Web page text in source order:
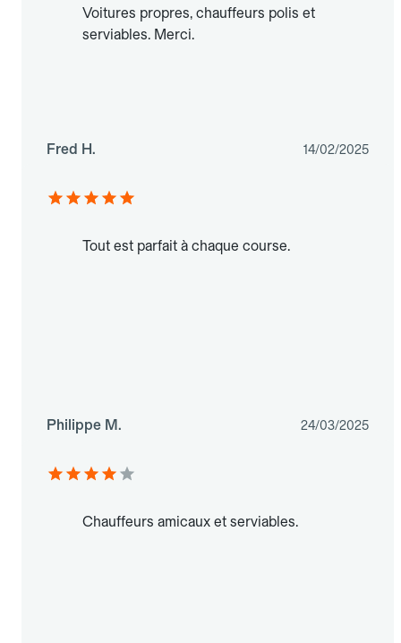
Voitures propres, chauffeurs polis et
serviables. Merci.
Fred H. 14/02/2025
Tout est parfait à chaque course.
Philippe M. 24/03/2025
Chauffeurs amicaux et serviables.